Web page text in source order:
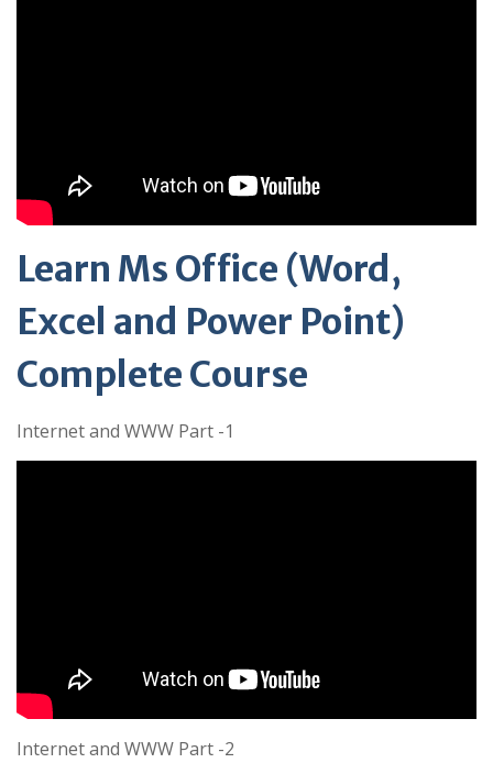
Learn Ms Office (Word,
Excel and Power Point)
Complete Course
Internet and WWW Part -1
Internet and WWW Part -2